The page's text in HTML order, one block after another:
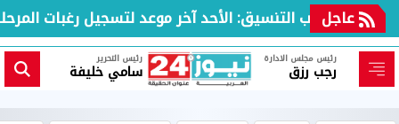
عاجل
مكتب التنسيق: الأحد آخر موعد لتسجيل رغبات المرحلة
رئيس مجلس الادارة
رجب رزق
رئيس التحرير
سامي خليفة